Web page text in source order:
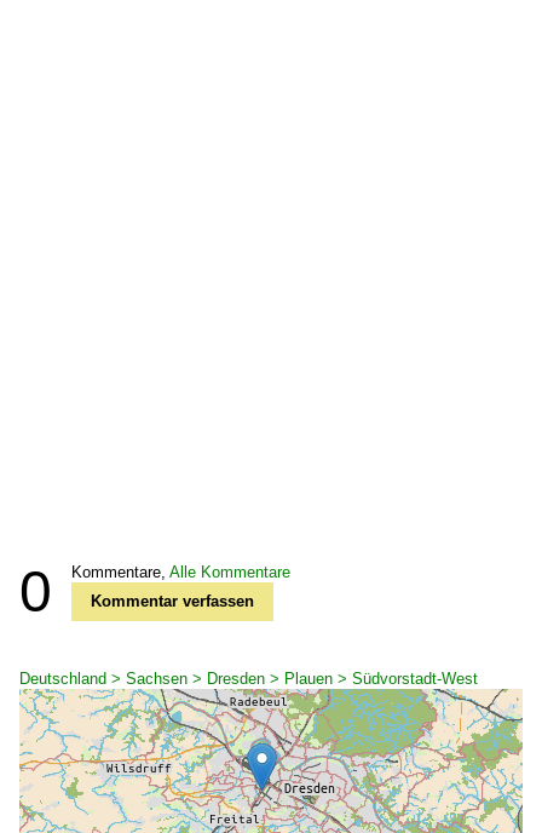
0 Kommentare, Alle Kommentare
Kommentar verfassen
Deutschland > Sachsen > Dresden > Plauen > Südvorstadt-West